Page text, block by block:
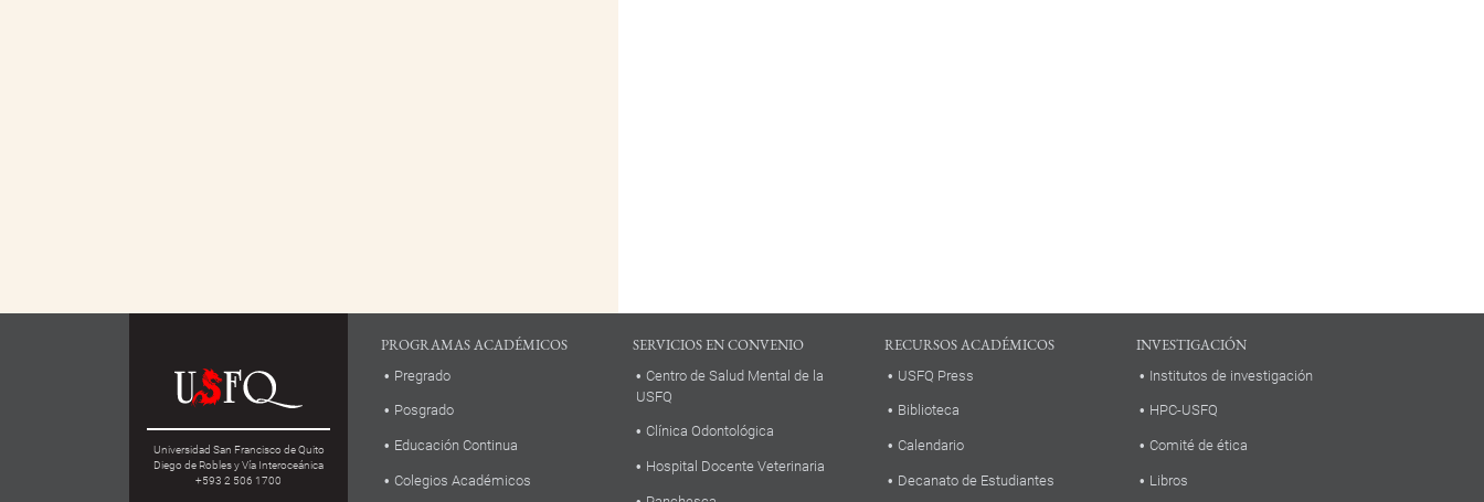
Universidad San Francisco de Quito
Diego de Robles y Vía Interoceánica
+593 2 506 1700
PROGRAMAS ACADÉMICOS
Pregrado
Posgrado
Educación Continua
Colegios Académicos
SERVICIOS EN CONVENIO
Centro de Salud Mental de la
USFQ
Clínica Odontológica
Hospital Docente Veterinaria
RECURSOS ACADÉMICOS
USFQ Press
Biblioteca
Calendario
Decanato de Estudiantes
INVESTIGACIÓN
Institutos de investigación
HPC-USFQ
Comité de ética
Libros